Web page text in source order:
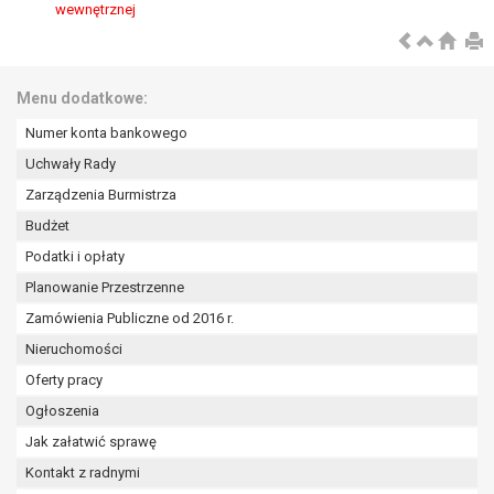
wewnętrznej
Menu dodatkowe:
Numer konta bankowego
Uchwały Rady
Zarządzenia Burmistrza
Budżet
Podatki i opłaty
Planowanie Przestrzenne
Zamówienia Publiczne od 2016 r.
Nieruchomości
Oferty pracy
Ogłoszenia
Jak załatwić sprawę
Kontakt z radnymi
przez administratora.
Organem właściwym do wniesienia skargi jest
dane osobowe, podanie danych osobowych jest
dobrowolne albo jest wymogiem ustawowym lub
umownym.